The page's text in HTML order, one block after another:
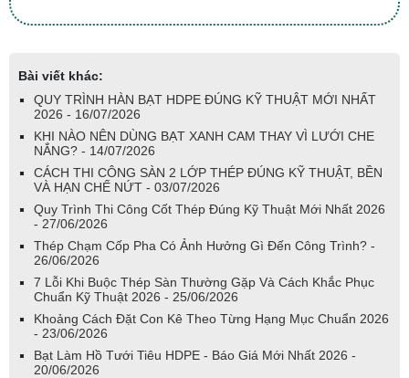
Bài viết khác:
QUY TRÌNH HÀN BẠT HDPE ĐÚNG KỸ THUẬT MỚI NHẤT
2026 - 16/07/2026
KHI NÀO NÊN DÙNG BẠT XANH CAM THAY VÌ LƯỚI CHE
NẮNG? - 14/07/2026
CÁCH THI CÔNG SÀN 2 LỚP THÉP ĐÚNG KỸ THUẬT, BỀN
VÀ HẠN CHẾ NỨT - 03/07/2026
Quy Trình Thi Công Cốt Thép Đúng Kỹ Thuật Mới Nhất 2026
- 27/06/2026
Thép Chạm Cốp Pha Có Ảnh Hưởng Gì Đến Công Trình? -
26/06/2026
7 Lỗi Khi Buộc Thép Sàn Thường Gặp Và Cách Khắc Phục
Chuẩn Kỹ Thuật 2026 - 25/06/2026
Khoảng Cách Đặt Con Kê Theo Từng Hạng Mục Chuẩn 2026
- 23/06/2026
Bạt Làm Hồ Tưới Tiêu HDPE - Báo Giá Mới Nhất 2026 -
20/06/2026